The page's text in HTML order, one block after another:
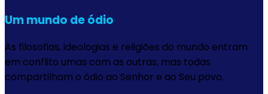
Um mundo de ódio
As filosofias, ideologias e religiões do mundo entram
em conflito umas com as outras, mas todas
compartilham o ódio ao Senhor e ao Seu povo.